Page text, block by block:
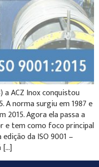
a ACZ Inox conquistou
A norma surgiu em 1987 e
2015. Agora ela passa a
e tem como foco principal
da ISO 9001 –
[…]